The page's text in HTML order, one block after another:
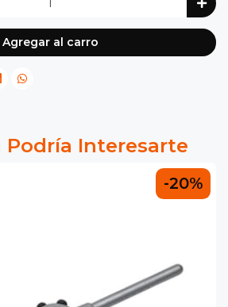
Agregar al carro
Podría Interesarte
-20%